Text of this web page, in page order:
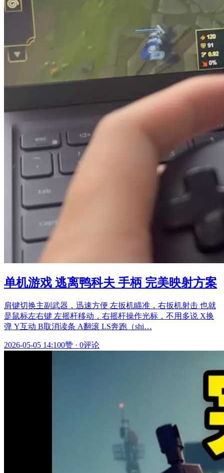
单机游戏 逃离鸭科夫 手柄 完美映射方案
肩键切换主副武器，迅速方便 左扳机瞄准，右扳机射击 也就
是鼠标左右键 左摇杆移动，右摇杆操作光标，不用多说 X换
弹 Y互动 B取消读条 A翻滚 LS奔跑（shi…
2026-05-05 14:100赞 · 0评论